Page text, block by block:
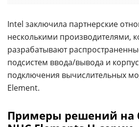
Intel заключила партнерские
несколькими производителями,
разрабатывают
подсистем ввода/вывода и
подключения вычислительных
Element.
Примеры решений на